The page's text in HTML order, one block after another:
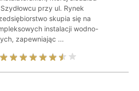
przy ul. Rynek
skupia się na
instalacji wodno-
zapewniając ...